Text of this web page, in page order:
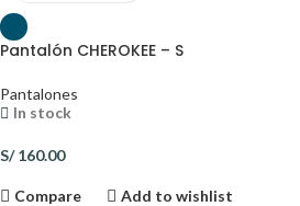
Pantalón CHEROKEE – S
Pantalones
In stock
S/160.00
Compare Add to wishlist